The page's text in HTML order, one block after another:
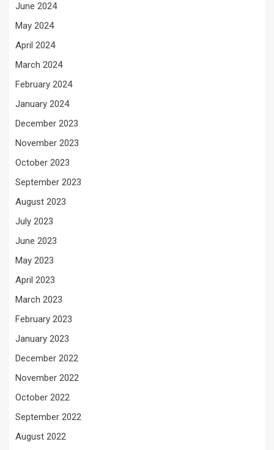
June 2024
May 2024
April 2024
March 2024
February 2024
January 2024
December 2023
November 2023
October 2023
September 2023
August 2023
July 2023
June 2023
May 2023
April 2023
March 2023
February 2023
January 2023
December 2022
November 2022
October 2022
September 2022
August 2022